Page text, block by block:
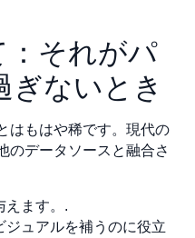
：それがパ
ぎないとき
はもはや稀です。現代の
のデータソースと融合さ
えます。.
ジュアルを補うのに役立